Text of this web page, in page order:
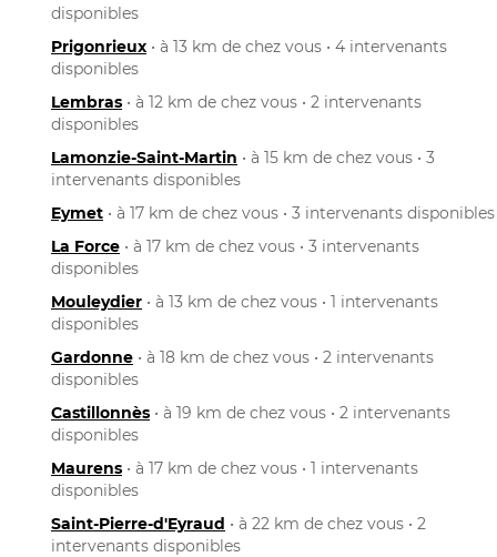
disponibles
Prigonrieux • à 13 km de chez vous • 4 intervenants
disponibles
Lembras • à 12 km de chez vous • 2 intervenants
disponibles
Lamonzie-Saint-Martin • à 15 km de chez vous • 3
intervenants disponibles
Eymet • à 17 km de chez vous • 3 intervenants disponibles
La Force • à 17 km de chez vous • 3 intervenants
disponibles
Mouleydier • à 13 km de chez vous • 1 intervenants
disponibles
Gardonne • à 18 km de chez vous • 2 intervenants
disponibles
Castillonnès • à 19 km de chez vous • 2 intervenants
disponibles
Maurens • à 17 km de chez vous • 1 intervenants
disponibles
Saint-Pierre-d'Eyraud • à 22 km de chez vous • 2
intervenants disponibles